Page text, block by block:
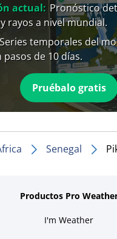
actual: Pronóstico
rayos a nivel mundial.
Series temporales del
pasos de 10 días.
Pruébalo gratis
Senegal
Productos Pro
I'm Weather